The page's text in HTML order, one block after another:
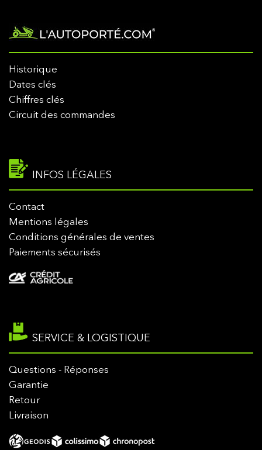
Historique
Dates clés
Chiffres clés
Circuit des commandes
INFOS LÉGALES
Contact
Mentions légales
Conditions générales de ventes
Paiements sécurisés
SERVICE & LOGISTIQUE
Questions - Réponses
Garantie
Retour
Livraison